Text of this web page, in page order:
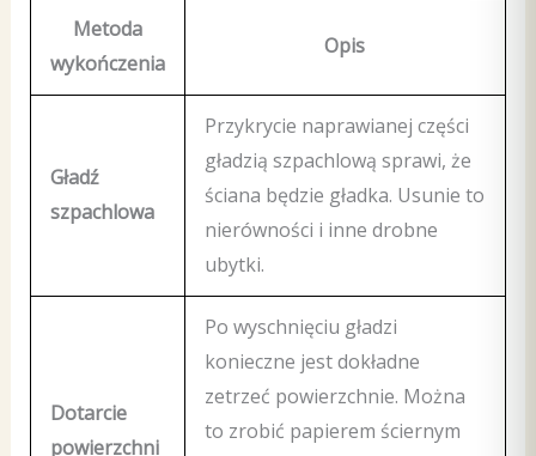
Metoda
wykończenia
Opis
Gładź
szpachlowa
Przykrycie naprawianej części
gładzią szpachlową sprawi, że
ściana będzie gładka. Usunie to
nierówności i inne drobne
ubytki.
Dotarcie
powierzchni
Po wyschnięciu gładzi
konieczne jest dokładne
zetrzeć powierzchnie. Można
to zrobić papierem ściernym